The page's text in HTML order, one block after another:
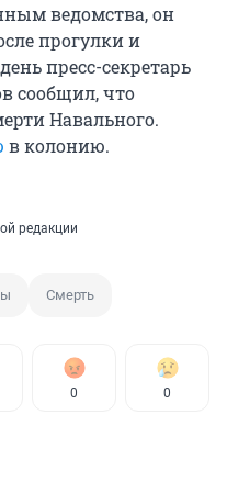
ведомства, он
прогулки и
пресс-секретарь
сообщил, что
Навального.
в колонию.
редакции
Смерть
0 0